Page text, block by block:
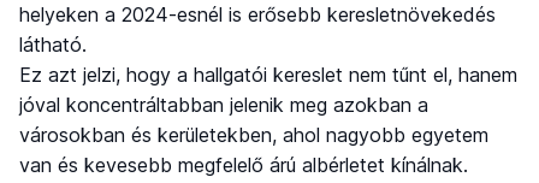
helyeken a 2024-esnél is erősebb keresletnövekedés
látható.
Ez azt jelzi, hogy a hallgatói kereslet nem tűnt el, hanem
jóval koncentráltabban jelenik meg azokban a
városokban és kerületekben, ahol nagyobb egyetem
van és kevesebb megfelelő árú albérletet kínálnak.